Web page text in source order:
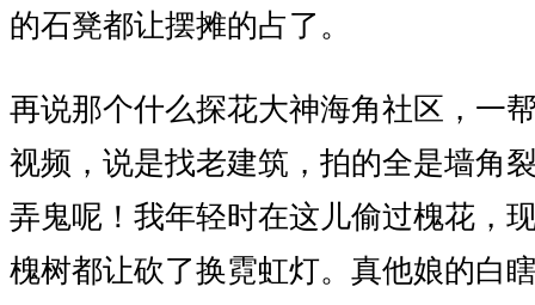
的石凳都让摆摊的占了。
再说那个什么探花大神海角社区，一
视频，说是找老建筑，拍的全是墙角
弄鬼呢！我年轻时在这儿偷过槐花，
槐树都让砍了换霓虹灯。真他娘的白